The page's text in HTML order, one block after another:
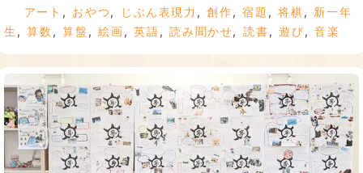
アート , おやつ, じぶん表現力 ,創作,宿題 ,将棋, 新一年
生 ,算数 ,算盤 ,絵画,英語,読み聞かせ,読書,遊び,音楽